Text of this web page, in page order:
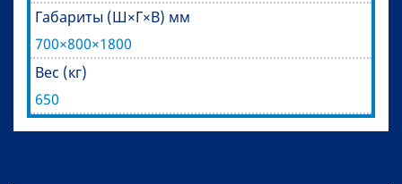
Габариты (Ш×Г×В) мм
700×800×1800
Вес (кг)
650